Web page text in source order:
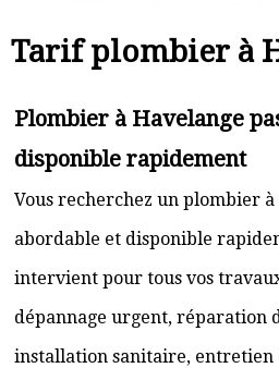
Tarif plombier à
Plombier à Havelange
disponible rapidement
Vous recherchez un plombier
abordable et disponible
intervient pour tous vos
dépannage urgent, réparation
installation sanitaire, entretien